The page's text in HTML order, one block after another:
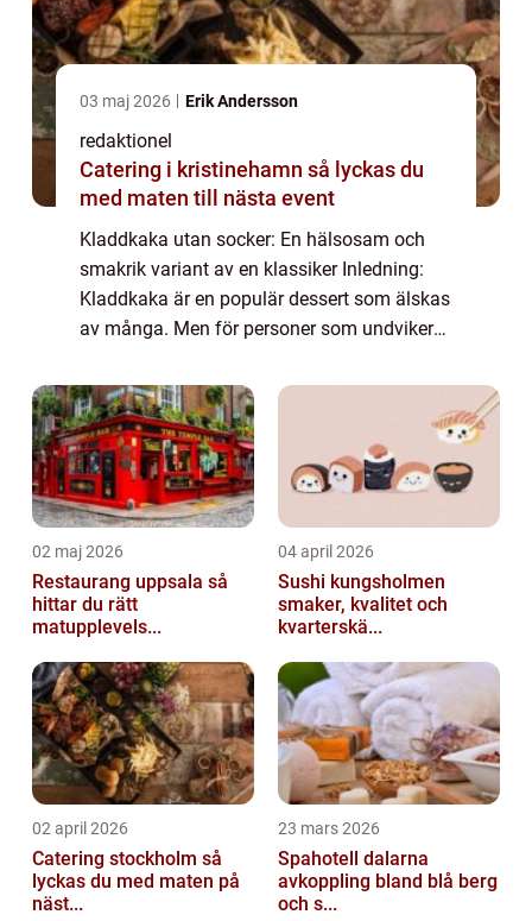
03 maj 2026 Erik Andersson
redaktionel
Catering i kristinehamn så lyckas du
med maten till nästa event
Kladdkaka utan socker: En hälsosam och
smakrik variant av en klassiker Inledning:
Kladdkaka är en populär dessert som älskas
av många. Men för personer som undviker
kladdkakan vara ett problem. Som tur är
finns...
02 maj 2026
Restaurang uppsala så
hittar du rätt
matupplevels...
04 april 2026
Sushi kungsholmen
smaker, kvalitet och
kvarterskä...
02 april 2026
Catering stockholm så
lyckas du med maten på
näst...
23 mars 2026
Spahotell dalarna
avkoppling bland blå berg
och s...